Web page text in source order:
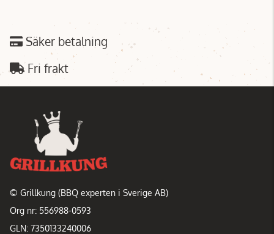
Säker betalning
Fri frakt
© Grillkung (BBQ experten i Sverige AB)
Org nr: 556988-0593
GLN: 7350133240006